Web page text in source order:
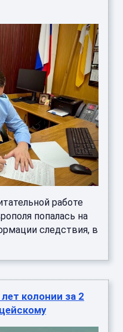
работе
попалась на
следствия, в
колонии за 2